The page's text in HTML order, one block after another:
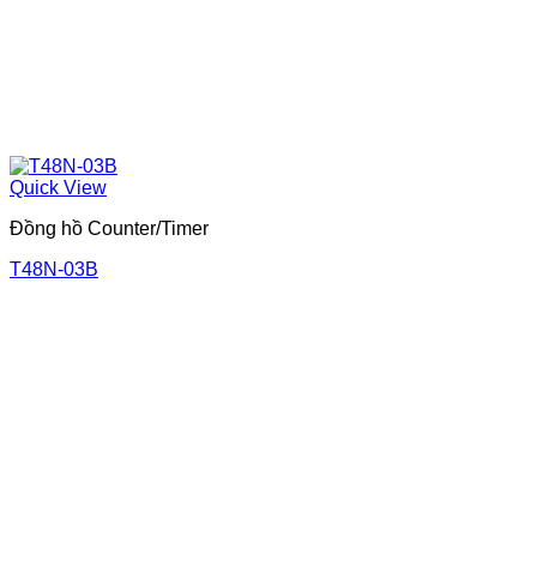
Quick View
Đồng hồ Counter/Timer
T48N-03B